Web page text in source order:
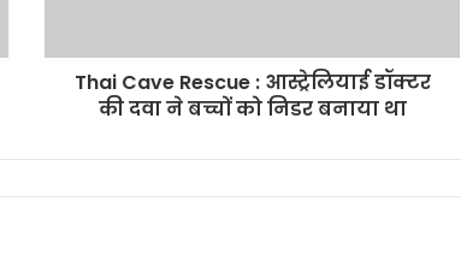
Thai Cave Rescue : आस्ट्रेलियाई डॉक्टर
की दवा ने बच्चों को निडर बनाया था